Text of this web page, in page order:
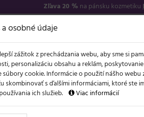
Zľava 20 % na pánsku kozmetiku
NOVO LETO A VLASY AKCIE
osobné údaje
zážitok z prechádzania webu, aby sme si
personalizáciu obsahu a reklám,
súbory cookie. Informácie o použití nášho
skombinovať s ďalšími informáciami, ktoré ste
ich služieb.
Viac informácií